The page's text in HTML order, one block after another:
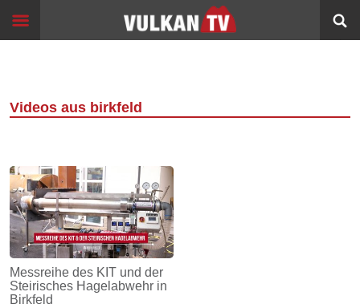
content
Start
Filme
360°
VR
Sport
Info
Alltagsgeschichten
Videos aus birkfeld
Messreihe des KIT und der
Steirisches Hagelabwehr in
Birkfeld